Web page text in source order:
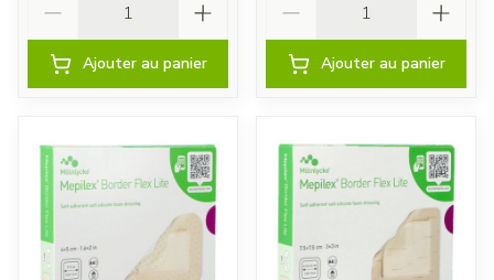
Ajouter au panier Ajouter au panier